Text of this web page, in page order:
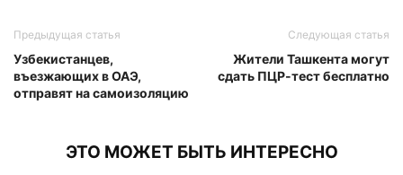
Предыдущая статья
Узбекистанцев,
въезжающих в ОАЭ,
отправят на самоизоляцию
Следующая статья
Жители Ташкента могут
сдать ПЦР-тест бесплатно
ЭТО МОЖЕТ БЫТЬ ИНТЕРЕСНО